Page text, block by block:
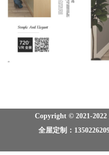
Copyright © 2021-
全屋定制：